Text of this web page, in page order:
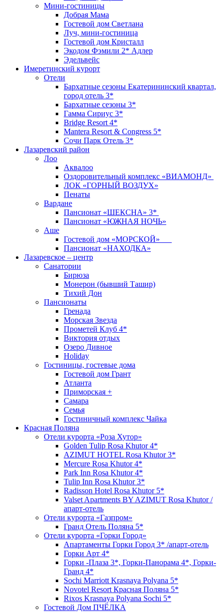
Мини-гостиницы
Добрая Мама
Гостевой дом Светлана
Луч, мини-гостиница
Гостевой дом Кристалл
Экодом Фэмили 2* Адлер
Эдельвейс
Имеретинский курорт
Отели
Бархатные сезоны Екатерининский квартал,
город отель 3*
Бархатные сезоны 3*
Гамма Сириус 3*
Bridge Resort 4*
Mantera Resort & Congress 5*
Сочи Парк Отель 3*
Лазаревский район
Лоо
Аквалоо
Оздоровительный комплекс «ВИАМОНД»
ЛОК «ГОРНЫЙ ВОЗДУХ»
Пенаты
Вардане
Пансионат «ШЕКСНА» 3*
Пансионат «ЮЖНАЯ НОЧЬ»
Аше
Гостевой дом «МОРСКОЙ»
Пансионат «НАХОДКА»
Лазаревское – центр
Санатории
Бирюза
Монерон (бывший Ташир)
Тихий Дон
Пансионаты
Гренада
Морская Звезда
Прометей Клуб 4*
Виктория отдых
Озеро Дивное
Holiday
Гостиницы, гостевые дома
Гостевой дом Грант
Атланта
Приморская +
Самара
Семья
Гостиничный комплекс Чайка
Красная Поляна
Отели курорта «Роза Хутор»
Golden Tulip Rosa Khutor 4*
AZIMUT HOTEL Rosa Khutor 3*
Mercure Rosa Khutor 4*
Park Inn Rosa Khutor 4*
Tulip Inn Rosa Khutor 3*
Radisson Hotel Rosa Khutor 5*
Valset Apartments BY AZIMUT Rosa Khutor /
апарт-отель
Отели курорта «Газпром»
Гранд Отель Поляна 5*
Отели курорта «Горки Город»
Апартаменты Горки Город 3* /апарт-отель
Горки Арт 4*
Горки -Плаза 3*, Горки-Панорама 4*, Горки-
Гранд 4*
Sochi Marriott Krasnaya Polyana 5*
Novotel Resort Красная Поляна 5*
Rixos Krasnaya Polyana Sochi 5*
Гостевой Дом ПЧЁЛКА